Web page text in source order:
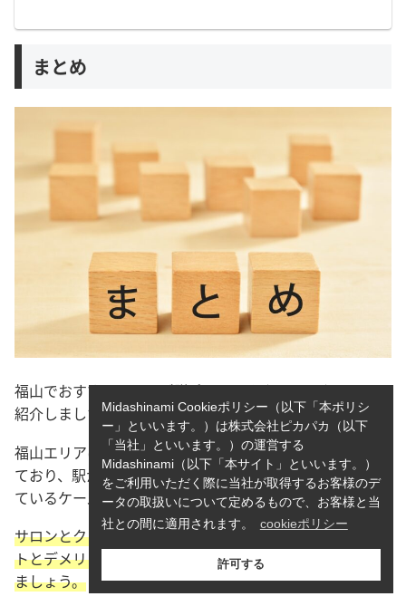
まとめ
福山でおすすめのメンズ脱毛サロンやクリニックについて
紹介しました。
福山エリアは、福山駅周辺にサロンやクリニックが集まっ
ており、駅から離れているクリニックは駐車場が完備され
ているケースが多い傾向にあります。
サロンとクリニックで受けられる脱毛は、それぞれメリッ
トとデメリットが存在するので自分に合った方法を選択し
ましょう。
Midashinami Cookieポリシー（以下「本ポリシ
ー」といいます。）は株式会社ピカパカ（以下
「当社」といいます。）の運営する
Midashinami（以下「本サイト」といいます。）
をご利用いただく際に当社が取得するお客様のデ
ータの取扱いについて定めるもので、お客様と当
社との間に適用されます。
cookieポリシー
許可する